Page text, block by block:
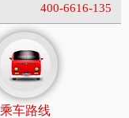
400-6616-135
乘车路线